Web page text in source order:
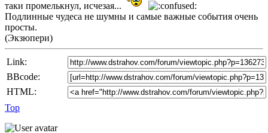
таки промелькнул, исчезая...
Подлинные чудеса не шумны и самые важные события очень
просты.
(Экзюпери)
Link:
BBcode:
HTML:
Top